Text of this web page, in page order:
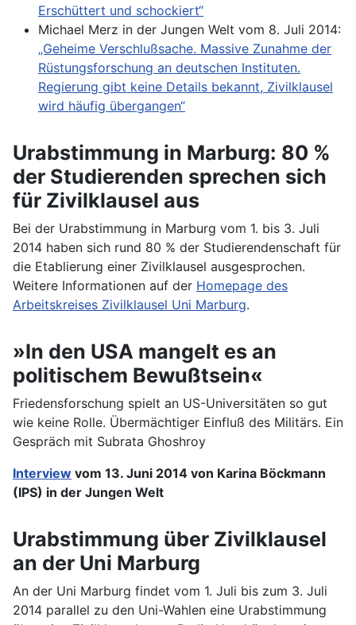
Erschüttert und schockiert“
Michael Merz in der Jungen Welt vom 8. Juli 2014:
„Geheime Verschlußsache. Massive Zunahme der
Rüstungsforschung an deutschen Instituten.
Regierung gibt keine Details bekannt, Zivilklausel
wird häufig übergangen“
Urabstimmung in Marburg: 80 %
der Studierenden sprechen sich
für Zivilklausel aus
Bei der Urabstimmung in Marburg vom 1. bis 3. Juli
2014 haben sich rund 80 % der Studierendenschaft für
die Etablierung einer Zivilklausel ausgesprochen.
Weitere Informationen auf der Homepage des
Arbeitskreises Zivilklausel Uni Marburg.
»In den USA mangelt es an
politischem Bewußtsein«
Friedensforschung spielt an US-Universitäten so gut
wie keine Rolle. Übermächtiger Einfluß des Militärs. Ein
Gespräch mit Subrata Ghoshroy
Interview vom 13. Juni 2014 von Karina Böckmann
(IPS) in der Jungen Welt
Urabstimmung über Zivilklausel
an der Uni Marburg
An der Uni Marburg findet vom 1. Juli bis zum 3. Juli
2014 parallel zu den Uni-Wahlen eine Urabstimmung